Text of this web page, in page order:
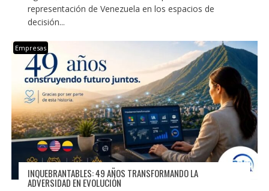
representación de Venezuela en los espacios de
decisión...
Empresas
INQUEBRANTABLES: 49 AÑOS TRANSFORMANDO LA
ADVERSIDAD EN EVOLUCIÓN